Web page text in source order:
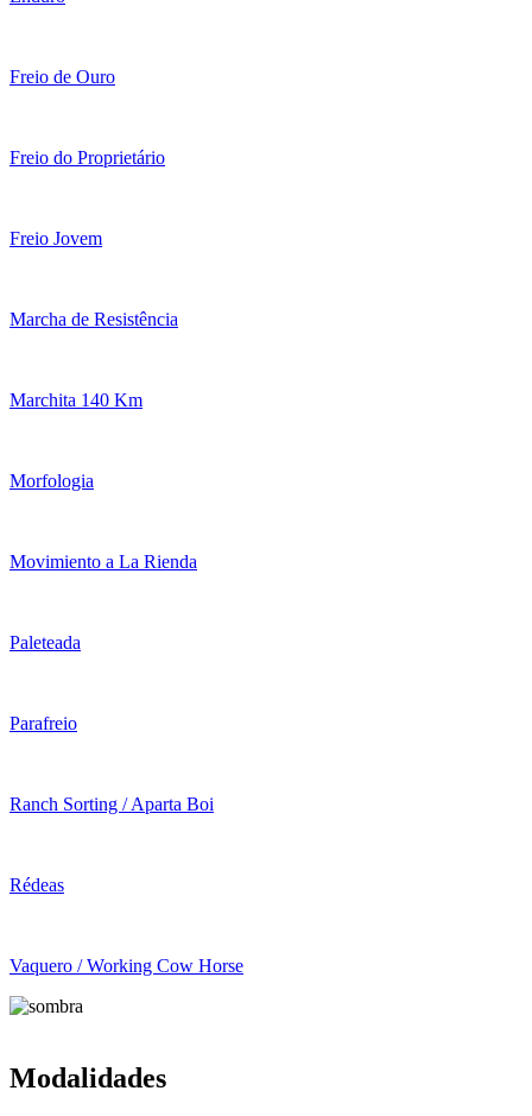
Freio de Ouro
Freio do Proprietário
Freio Jovem
Marcha de Resistência
Marchita 140 Km
Morfologia
Movimiento a La Rienda
Paleteada
Parafreio
Ranch Sorting / Aparta Boi
Rédeas
Vaquero / Working Cow Horse
Modalidades